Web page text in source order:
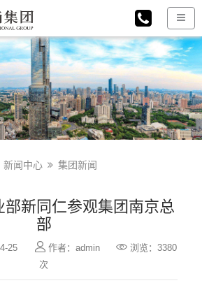
新闻中心 集团新闻
新同仁参观集团南京总
部
25 作者：admin 浏览：3380
次